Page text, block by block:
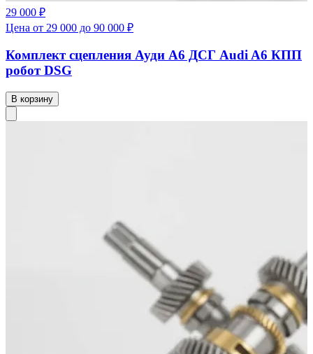
29 000 ₽
Цена от 29 000 до 90 000 ₽
Комплект сцепления Ауди А6 ДСГ Audi A6 КПП
робот DSG
В корзину